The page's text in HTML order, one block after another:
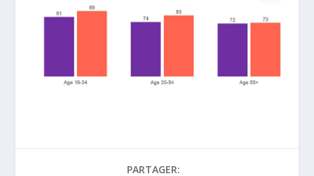
PARTAGER: